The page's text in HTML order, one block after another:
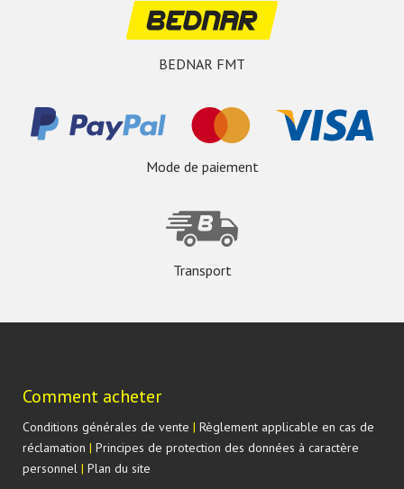
BEDNAR FMT
Mode de paiement
Transport
Comment acheter
Conditions générales de vente | Règlement applicable en cas de
réclamation | Principes de protection des données à caractère
personnel | Plan du site